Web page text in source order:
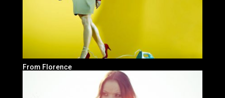
From Florence